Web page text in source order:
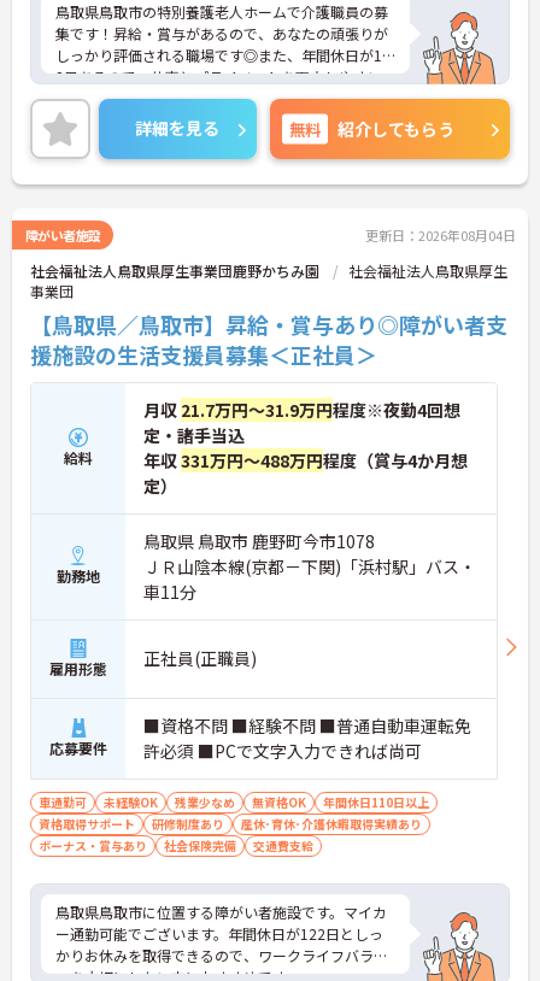
鳥取県鳥取市の特別養護老人ホームで介護職員の募
集です！昇給・賞与があるので、あなたの頑張りが
しっかり評価される職場です◎また、年間休日が12
2日あるので、仕事とプライベートを両立しやすい
職場です♪ご興味のある方は、面接ポイントをお伝
えしますので、お気軽にご連絡ください。
詳細を見る 無料 紹介してもらう
障がい者施設 更新日：2026年08月04日
社会福祉法人鳥取県厚生事業団鹿野かちみ園
社会福祉法人鳥取県厚生
事業団
【鳥取県／鳥取市】昇給・賞与あり◎障がい者支
援施設の生活支援員募集＜正社員＞
給料
月収 21.7万円～31.9万円程度※夜勤4回想
定・諸手当込
年収331万円～488万円程度（賞与4か月想
定）
勤務地
鳥取県 鳥取市 鹿野町今市1078
ＪＲ山陰本線(京都－下関)「浜村駅」バス・
車11分
雇用形態 正社員(正職員)
応募要件
■資格不問 ■経験不問 ■普通自動車運転免
許必須 ■PCで文字入力できれば尚可
車通勤可 未経験OK 残業少なめ 無資格OK
年間休日110日以上
資格取得サポート
研修制度あり
産休･育休･介護休暇取得実績あり
ボーナス・賞与あり
社会保険完備 交通費支給
鳥取県鳥取市に位置する障がい者施設です。マイカ
ー通勤可能でございます。年間休日が122日としっ
かりお休みを取得できるので、ワークライフバラン